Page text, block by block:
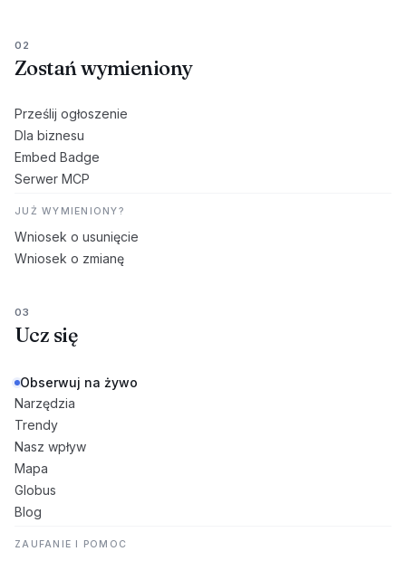
02
Zostań wymieniony
Prześlij ogłoszenie
Dla biznesu
Embed Badge
Serwer MCP
JUŻ WYMIENIONY?
Wniosek o usunięcie
Wniosek o zmianę
03
Ucz się
Obserwuj na żywo
Narzędzia
Trendy
Nasz wpływ
Mapa
Globus
Blog
ZAUFANIE I POMOC